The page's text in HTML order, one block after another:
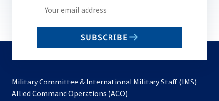
Write
your
email
SUBSCRIBE
Military Committee & International Military Staff (IMS)
Allied Command Operations (ACO)